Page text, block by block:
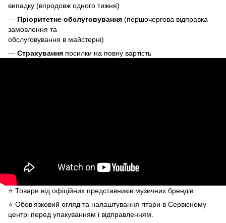
випадку (впродовж одного тижня)
— Пріоритетне обслуговування (першочергова відправка
замовлення та
обслуговування в майстерні)
— Страхування посилки на повну вартість
⭐️ Товари від офіційних представників музичних брендів
⭐️ Обов’язковий огляд та налаштування гітари в Сервісному
центрі перед упакуванням і відправленням.